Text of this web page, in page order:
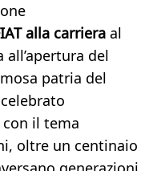
alla carriera al
del
patria del
con il tema
oltre un centinaio